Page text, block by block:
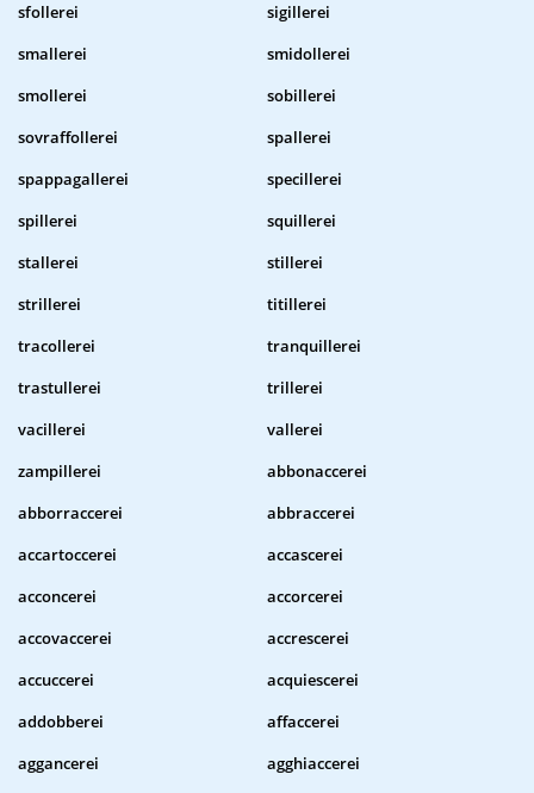
sfollerei
sigillerei
smallerei
smidollerei
smollerei
sobillerei
sovraffollerei
spallerei
spappagallerei
specillerei
spillerei
squillerei
stallerei
stillerei
strillerei
titillerei
tracollerei
tranquillerei
trastullerei
trillerei
vacillerei
vallerei
zampillerei
abbonaccerei
abborraccerei
abbraccerei
accartoccerei
accascerei
acconcerei
accorcerei
accovaccerei
accrescerei
accuccerei
acquiescerei
addobberei
affaccerei
aggancerei
agghiaccerei